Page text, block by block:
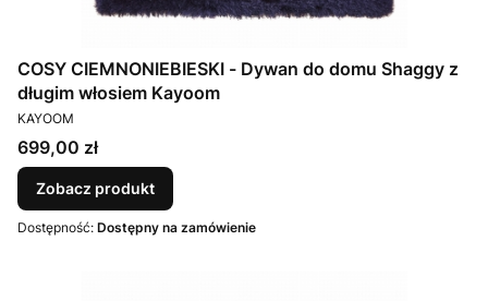
COSY CIEMNONIEBIESKI - Dywan do domu Shaggy z
długim włosiem Kayoom
PRODUCENT
KAYOOM
Cena
699,00 zł
Zobacz produkt
Dostępność: Dostępny na zamówienie